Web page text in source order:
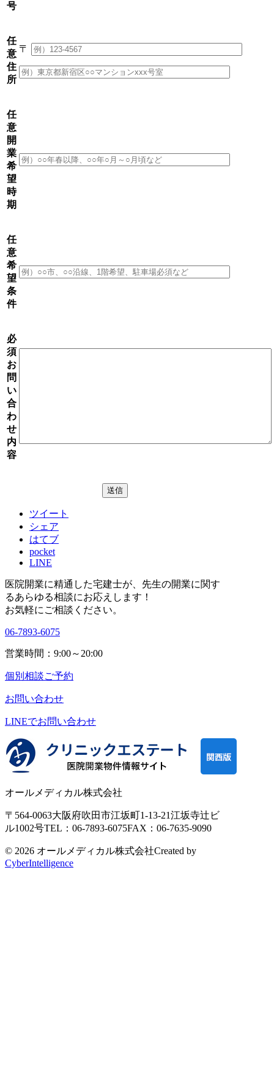
号
任
意
住
所
〒
任
意
開
業
希
望
時
期
任
意
希
望
条
件
必
須
お
問
い
合
わ
せ
内
容
ツイート
シェア
はてブ
pocket
LINE
医院開業に精通した宅建士が、 先生の開業に関す
るあらゆる相談にお応えします！
お気軽にご相談ください。
06-7893-6075
営業時間：9:00～20:00
個別相談ご予約
お問い合わせ
LINEでお問い合わせ
オールメディカル株式会社
〒564-0063大阪府吹田市江坂町1-13-21江坂寺辻ビ
ル1002号TEL：06-7893-6075FAX：06-7635-9090
© 2026 オールメディカル株式会社Created by
CyberIntelligence